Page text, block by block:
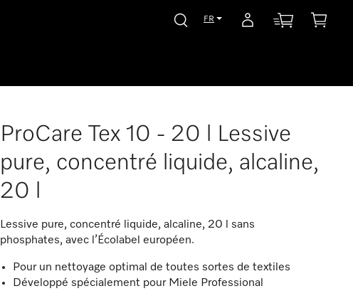
FR
ProCare Tex 10 - 20 l Lessive
pure, concentré liquide, alcaline,
20 l
Lessive pure, concentré liquide, alcaline, 20 l sans
phosphates, avec l’Écolabel européen.
Pour un nettoyage optimal de toutes sortes de textiles
Développé spécialement pour Miele Professional